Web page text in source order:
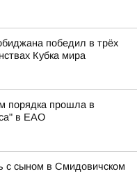
победил в трёх
Кубка мира
порядка прошла в
в ЕАО
с сыном в Смидовичском